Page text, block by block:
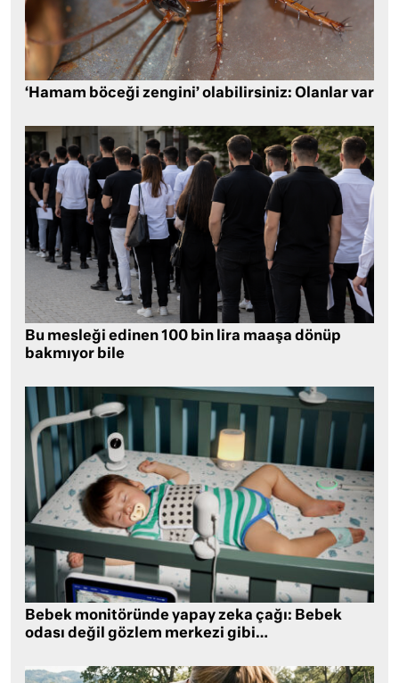
‘Hamam böceği zengini’ olabilirsiniz: Olanlar var
Bu mesleği edinen 100 bin lira maaşa dönüp
bakmıyor bile
Bebek monitöründe yapay zeka çağı: Bebek
odası değil gözlem merkezi gibi…